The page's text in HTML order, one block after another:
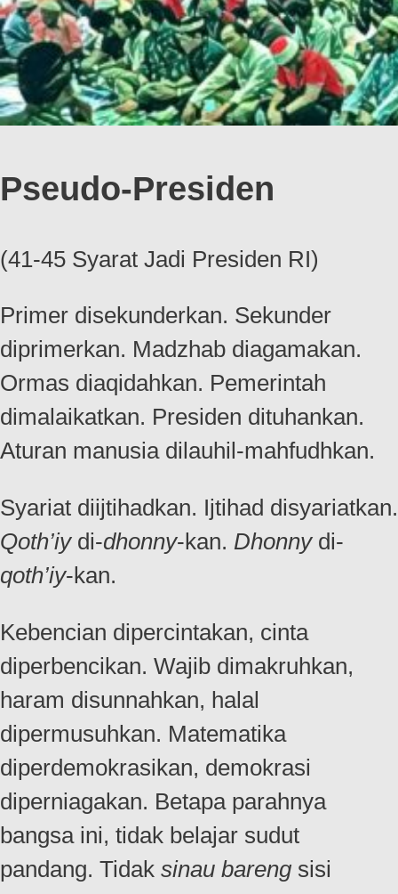
Pseudo-Presiden
(41-45 Syarat Jadi Presiden RI)
Primer disekunderkan. Sekunder
diprimerkan. Madzhab diagamakan.
Ormas diaqidahkan. Pemerintah
dimalaikatkan. Presiden dituhankan.
Aturan manusia dilauhil-mahfudhkan.
Syariat diijtihadkan. Ijtihad disyariatkan.
Qoth’iydi-dhonny-kan. Dhonnydi-
qoth’iy-kan.
Kebencian dipercintakan, cinta
diperbencikan. Wajib dimakruhkan,
haram disunnahkan, halal
dipermusuhkan. Matematika
diperdemokrasikan, demokrasi
diperniagakan. Betapa parahnya
bangsa ini, tidak belajar sudut
pandang. Tidak sinau bareng sisi